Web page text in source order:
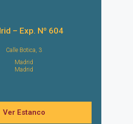
– Exp. Nº 604
Calle Botica, 3
Madrid
Madrid
Ver Estanco